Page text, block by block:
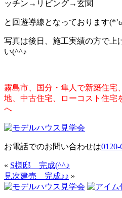
ッチン→リビング→玄関
と回遊導線となっております
写真は後日、施工実績の方で上
い(^^♪
霧島市、国分・隼人で新築住宅
地、中古住宅、ローコスト住宅
へ
お電話でのお問い合わせは0120-
« S様邸 完成(^^♪
見次建売 完成♪♪ »